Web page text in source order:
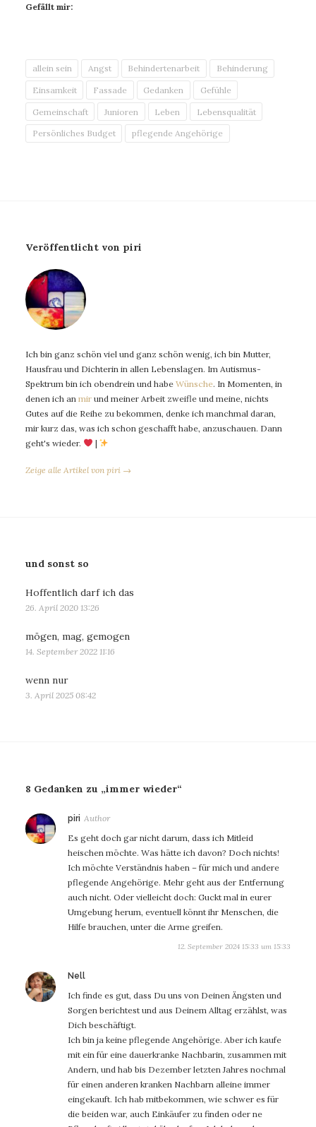
Gefällt mir:
allein sein Angst Behindertenarbeit Behinderung
Einsamkeit Fassade Gedanken Gefühle
Gemeinschaft Junioren Leben Lebensqualität
Persönliches Budget pflegende Angehörige
Veröffentlicht von piri
Ich bin ganz schön viel und ganz schön wenig, ich bin Mutter,
Hausfrau und Dichterin in allen Lebenslagen. Im Autismus-
Spektrum bin ich obendrein und habe Wünsche. In Momenten, in
denen ich an mir und meiner Arbeit zweifle und meine, nichts
Gutes auf die Reihe zu bekommen, denke ich manchmal daran,
mir kurz das, was ich schon geschafft habe, anzuschauen. Dann
geht's wieder.
|
Zeige alle Artikel von piri →
und sonst so
Hoffentlich darf ich das
26. April 2020 13:26
mögen, mag, gemogen
14. September 2022 11:16
wenn nur
3. April 2025 08:42
8 Gedanken zu „immer wieder“
piri sagt:
Es geht doch gar nicht darum, dass ich Mitleid
heischen möchte. Was hätte ich davon? Doch nichts!
Ich möchte Verständnis haben – für mich und andere
pflegende Angehörige. Mehr geht aus der Entfernung
auch nicht. Oder vielleicht doch: Guckt mal in eurer
Umgebung herum, eventuell könnt ihr Menschen, die
Hilfe brauchen, unter die Arme greifen.
12. September 2024 15:33 um 15:33
Nellsagt:
Ich finde es gut, dass Du uns von Deinen Ängsten und
Sorgen berichtest und aus Deinem Alltag erzählst, was
Dich beschäftigt.
Ich bin ja keine pflegende Angehörige. Aber ich kaufe
mit ein für eine dauerkranke Nachbarin, zusammen mit
Andern, und hab bis Dezember letzten Jahres nochmal
für einen anderen kranken Nachbarn alleine immer
eingekauft. Ich hab mitbekommen, wie schwer es für
die beiden war, auch Einkäufer zu finden oder ne